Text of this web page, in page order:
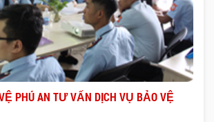
PHÚ AN TƯ VẤN DỊCH VỤ BẢO VỆ